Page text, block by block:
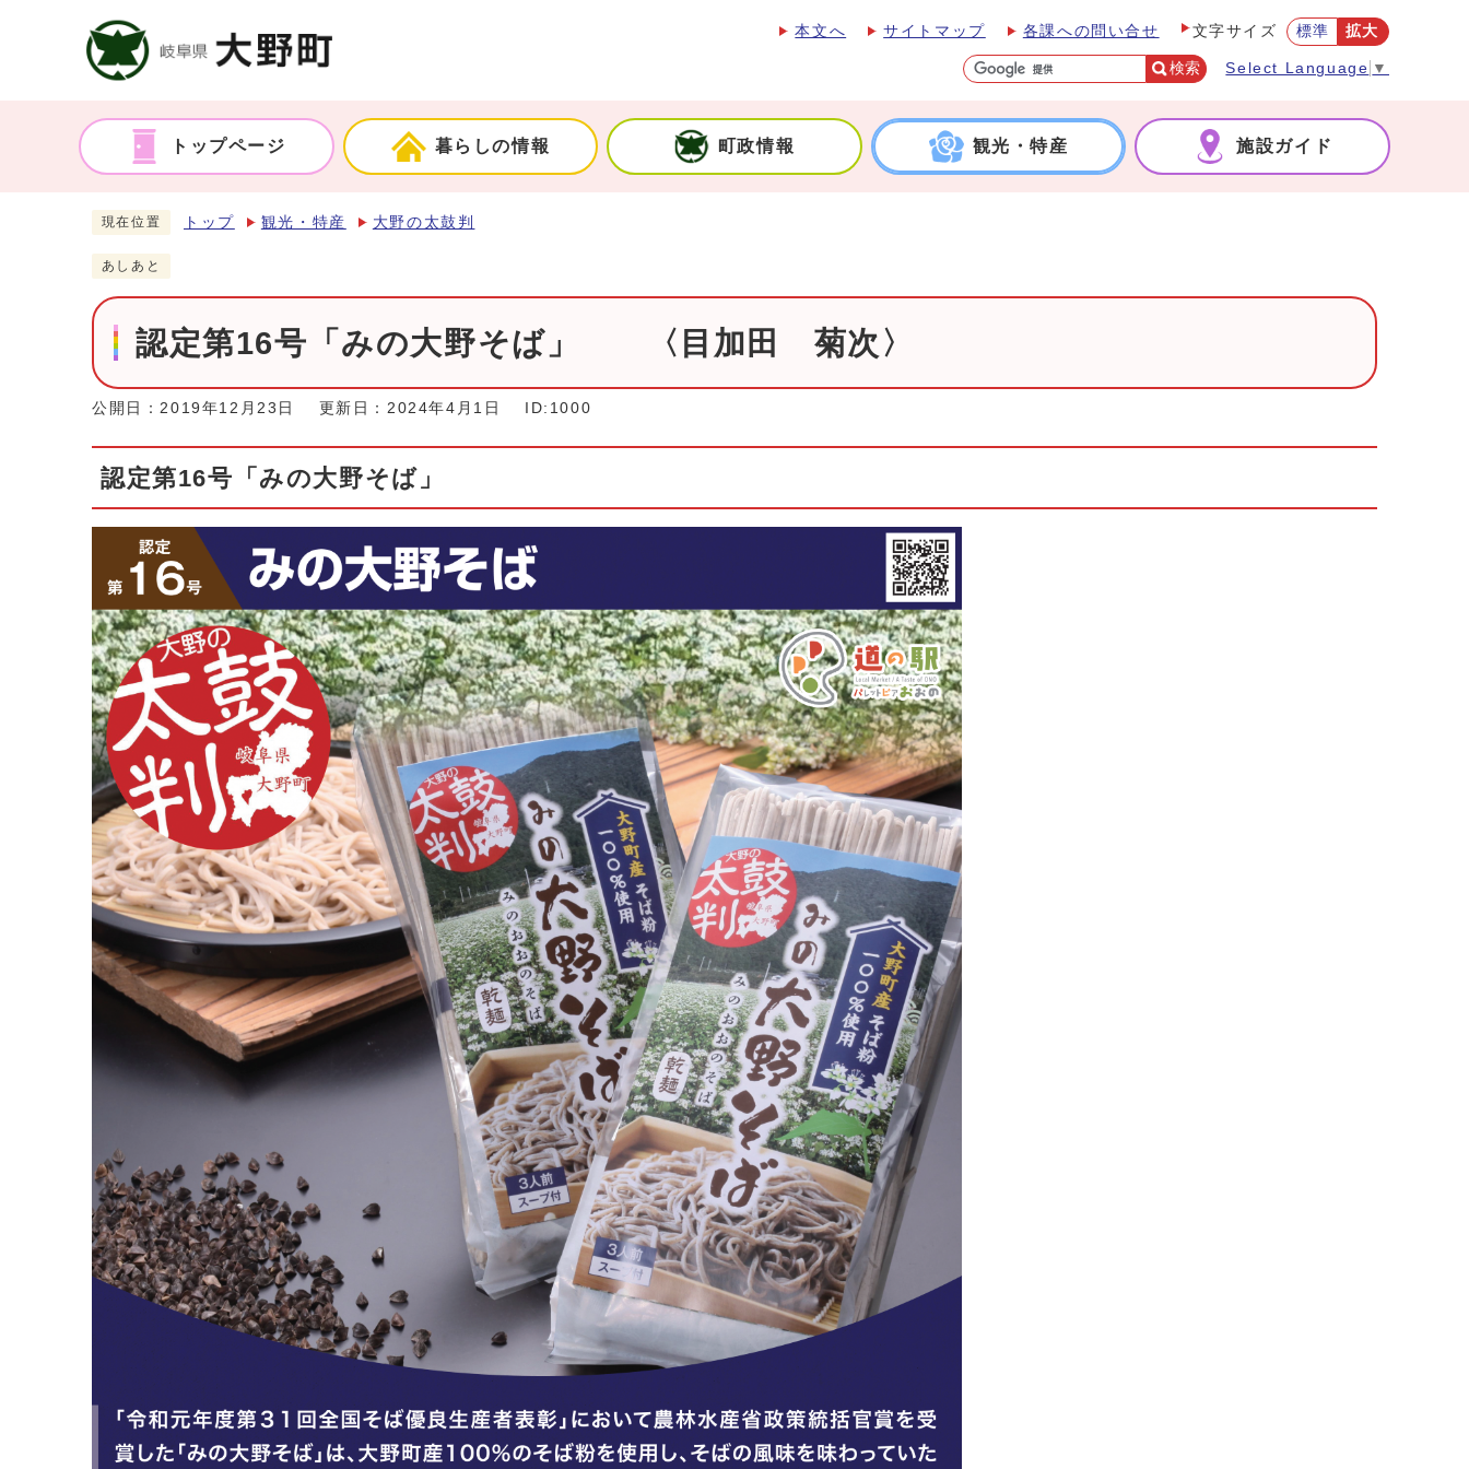
本文へ サイトマップ 各課への問い合せ 文字サイズ 標準 拡大
検索 Select Language ▼
トップページ 暮らしの情報 町政情報 観光・特産 施設ガイド
現在位置 トップ 観光・特産 大野の太鼓判
あしあと
認定第16号「みの大野そば」 〈目加田 菊次〉
公開日：2019年12月23日 更新日：2024年4月1日 ID:1000
認定第16号「みの大野そば」